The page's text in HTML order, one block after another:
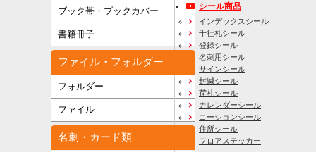
ブック帯・ブックカバー
書籍冊子
ファイル・フォルダー
フォルダー
ファイル
名刺・カード類
シール商品
インデックスシール
千社札シール
登録シール
名刺用シール
サインシール
封緘シール
荷札シール
カレンダーシール
コーションシール
住所シール
フロアステッカー